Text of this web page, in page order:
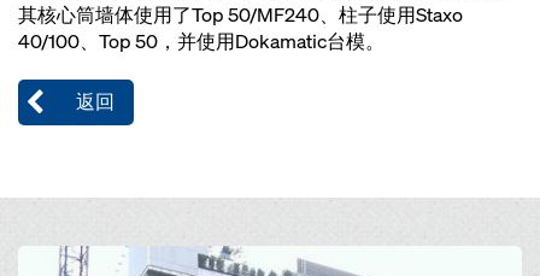
其核心筒墙体使用了Top 50/MF240、柱子使用Staxo
40/100、Top 50，并使用Dokamatic台模。
返回